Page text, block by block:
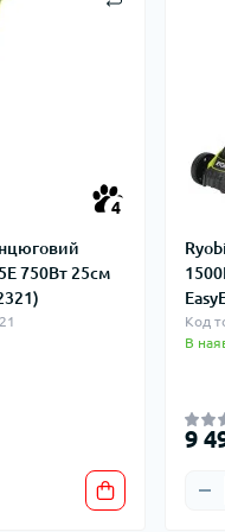
4
750Вт 25см
Код
В
9